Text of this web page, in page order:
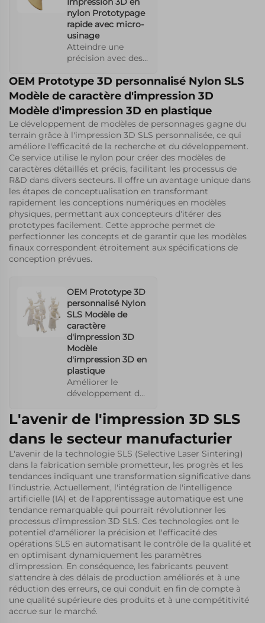
nylon Prototypage
rapide avec micro-
usinage
Atteindre une
précision avec des
SLS personnalisés,
améliorés par le
micro-usinage. Ce
service permet un
contrôle minutieux
des détails de
conception, en
soutenant une
géométrie
complexe et une
grande précision
pour des
applications
exigeantes dans
diverses industries.
OEM Prototype 3D personnalisé Nylon SLS
Modèle de caractère d'impression 3D
Modèle d'impression 3D en plastique
Le développement de modèles de personnages gagne du
terrain grâce à l'impression 3D SLS personnalisée, ce qui
améliore l'efficacité de la recherche et du développement.
Ce service utilise le nylon pour créer des modèles de
caractères détaillés et précis, facilitant les processus de
R&D dans divers secteurs. Il offre un avantage unique dans
les étapes de conceptualisation en transformant
rapidement les conceptions numériques en modèles
physiques, permettant aux concepteurs d'itérer des
prototypes facilement. Cette approche permet de
perfectionner les concepts et de garantir que les modèles
finaux correspondent étroitement aux spécifications de
conception prévues.
OEM Prototype 3D
personnalisé Nylon
SLS Modèle de
caractère
d'impression 3D
Modèle
d'impression 3D en
plastique
Améliorer le
développement de
personnages avec
l'impression 3D SLS
personnalisée, en
utilisant du nylon
pour des
prototypes précis
et durables. Ce
service soutient
une R&D efficace,
permettant des
ajustements
rapides et
garantissant que
les modèles
reflètent avec
précision les
intentions de
conception.
L'avenir de l'impression 3D SLS
dans le secteur manufacturier
L'avenir de la technologie SLS (Selective Laser Sintering)
dans la fabrication semble prometteur, les progrès et les
tendances indiquant une transformation significative dans
l'industrie. Actuellement, l'intégration de l'intelligence
artificielle (IA) et de l'apprentissage automatique est une
tendance remarquable qui pourrait révolutionner les
processus d'impression 3D SLS. Ces technologies ont le
potentiel d'améliorer la précision et l'efficacité des
opérations SLS en automatisant le contrôle de la qualité et
en optimisant dynamiquement les paramètres
d'impression. En conséquence, les fabricants peuvent
s'attendre à des délais de production améliorés et à une
réduction des erreurs, ce qui conduit en fin de compte à
une qualité supérieure des produits et à une compétitivité
accrue sur le marché.